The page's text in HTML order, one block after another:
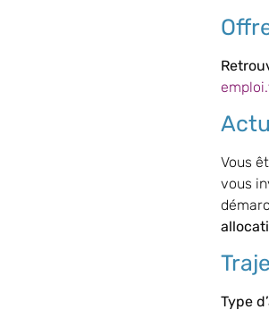
Vous
vous
Type